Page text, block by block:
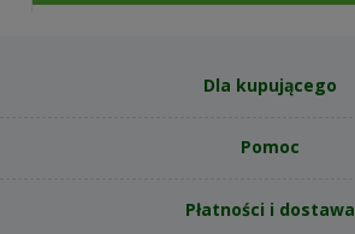
Dla kupującego
Pomoc
Płatności i dostawa